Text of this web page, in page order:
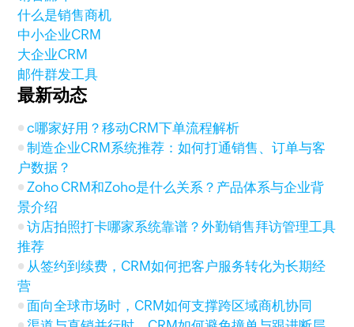
什么是销售商机
中小企业CRM
大企业CRM
邮件群发工具
最新动态
c哪家好用？移动CRM下单流程解析
制造企业CRM系统推荐：如何打通销售、订单与客
户数据？
Zoho CRM和Zoho是什么关系？产品体系与企业背
景介绍
访店拍照打卡哪家系统靠谱？外勤销售拜访管理工具
推荐
从签约到续费，CRM如何把客户服务转化为长期经
营
面向全球市场时，CRM如何支撑跨区域商机协同